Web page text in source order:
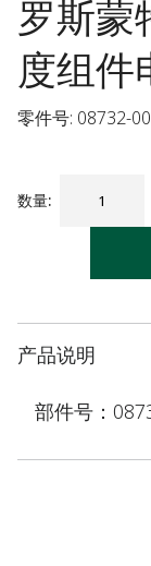
罗斯蒙
度组件
零件号: 08732-
数量:
产品说明
部件号：